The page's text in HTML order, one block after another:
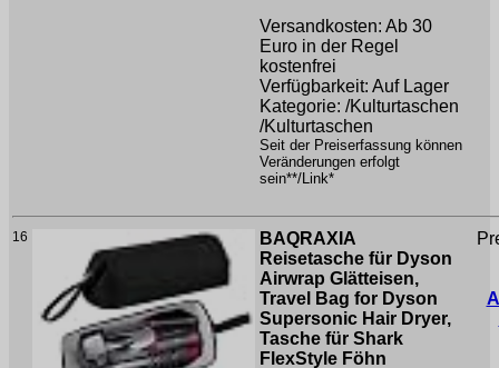
Versandkosten: Ab 30
Euro in der Regel
kostenfrei
Verfügbarkeit: Auf Lager
Kategorie: /Kulturtaschen
/Kulturtaschen
Seit der Preiserfassung können
Veränderungen erfolgt
sein**/Link*
16
BAQRAXIA
Reisetasche für Dyson
Airwrap Glätteisen,
Travel Bag for Dyson
Supersonic Hair Dryer,
Tasche für Shark
FlexStyle Föhn